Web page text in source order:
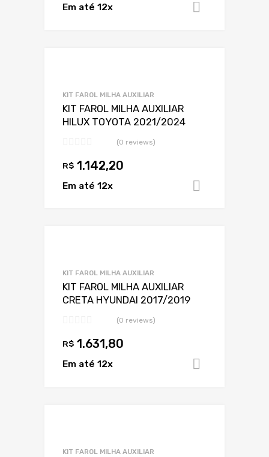
Em até 12x
KIT FAROL MILHA AUXILIAR
KIT FAROL MILHA AUXILIAR
HILUX TOYOTA 2021/2024
(0 reviews)
R$ 1.142,20
Em até 12x
KIT FAROL MILHA AUXILIAR
KIT FAROL MILHA AUXILIAR
CRETA HYUNDAI 2017/2019
(0 reviews)
R$ 1.631,80
Em até 12x
KIT FAROL MILHA AUXILIAR